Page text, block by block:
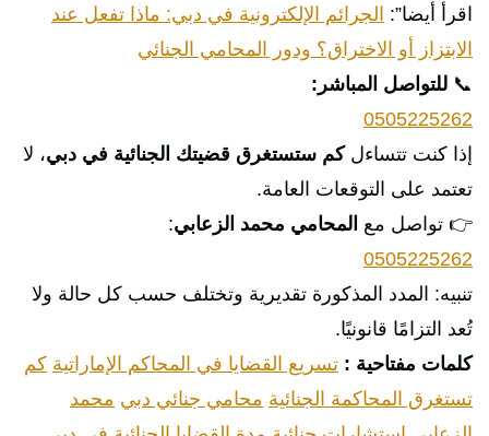
اقرأ أيضا”: الجرائم الإلكترونية في دبي: ماذا تفعل عند
الابتزاز أو الاختراق؟ ودور المحامي الجنائي
📞 للتواصل المباشر:
0505225262
إذا كنت تتساءلكم ستستغرق قضيتك الجنائية في دبي، لا
تعتمد على التوقعات العامة.
👉 تواصل مع المحامي محمد الزعابي:
0505225262
تنبيه: المدد المذكورة تقديرية وتختلف حسب كل حالة ولا
تُعد التزامًا قانونيًا.
كلمات مفتاحية : تسريع القضايا في المحاكم الإماراتية كم
تستغرق المحاكمة الجنائية محامي جنائي دبي محمد